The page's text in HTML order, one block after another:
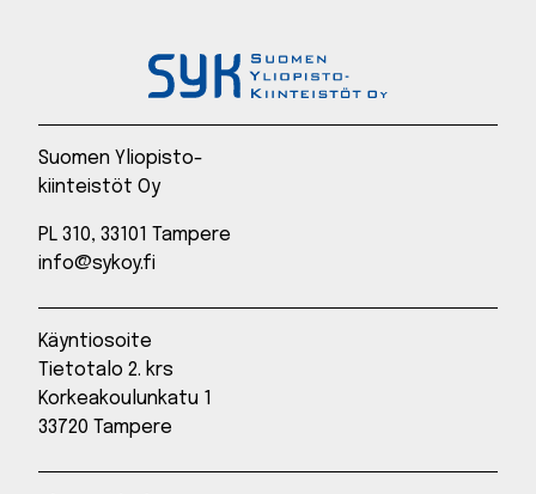
Suomen Yliopisto-
kiinteistöt Oy
PL 310, 33101 Tampere
info@sykoy.fi
Käyntiosoite
Tietotalo 2. krs
Korkeakoulunkatu 1
33720 Tampere